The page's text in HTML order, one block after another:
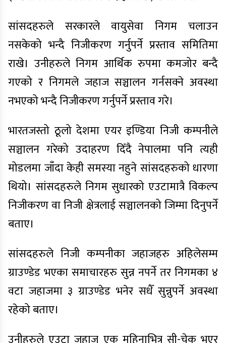
सांसदहरुले सरकारले वायुसेवा निगम चलाउन
नसकेको भन्दै निजीकरण गर्नुपर्ने प्रस्ताव समितिमा
राखे। उनीहरुले निगम आर्थिक रुपमा कमजोर बन्दै
गएको र निगमले जहाज सञ्चालन गर्नसक्ने अवस्था
नभएको भन्दै निजीकरण गर्नुपर्ने प्रस्ताव गरे।
भारतजस्तो ठूलो देशमा एयर इण्डिया निजी कम्पनीले
सञ्चालन गरेको उदाहरण दिँदै नेपालमा पनि त्यही
मोडलमा जाँदा केही समस्या नहुने सांसदहरुको धारणा
थियो। ​सांसदहरुले निगम सुधारको एउटामात्रै विकल्प
निजीकरण वा निजी क्षेत्रलाई सञ्चालनको जिम्मा दिनुपर्ने
बताए।
सांसदहरुले निजी कम्पनीका जहाजहरु अहिलेसम्म
ग्राउण्डेड भएका समाचारहरु सुन्न नपर्ने तर निगमका ४
वटा जहाजमा ३ ग्राउण्डेड भनेर सधैँ सुन्नुपर्ने अवस्था
रहेको बताए।